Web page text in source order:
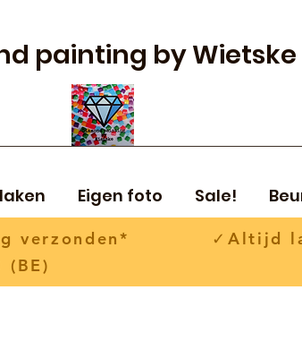
painting by Wietske
Eigen foto Sale!
dag verzonden* ✓Altijd